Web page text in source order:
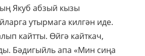
Якуб абзый кызы
утырмага килгән иде.
кайтты. Өйгә кайткач,
Бәдигыйль апа «Мин сиңа